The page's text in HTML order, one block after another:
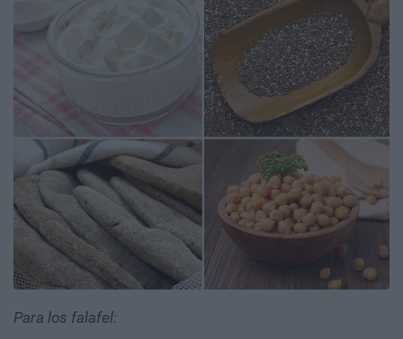
Para los falafel: